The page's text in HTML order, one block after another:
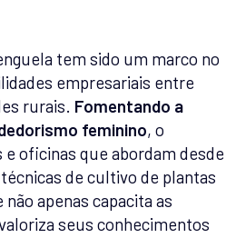
tem sido um marco no
empresariais entre
rurais. Fomentando a
feminino, o
oficinas que abordam desde
de cultivo de plantas
apenas capacita as
seus conhecimentos